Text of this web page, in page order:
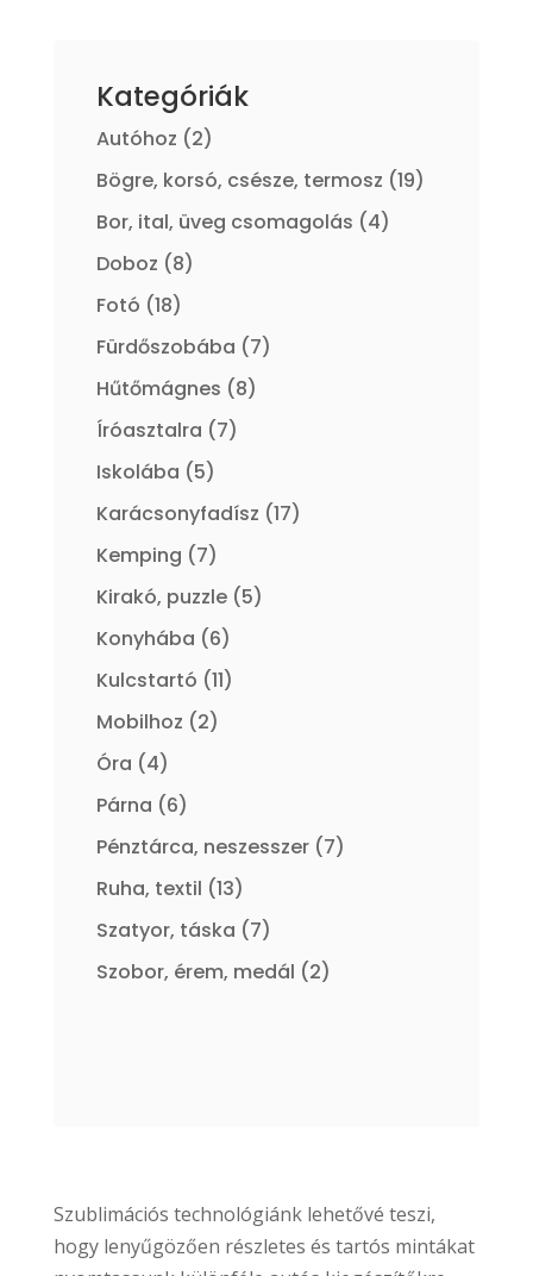
Kategóriák
Autóhoz 22
termék
Bögre, korsó, csésze, termosz 1919
Bor, ital, üveg csomagolás 44
Doboz 88
Fotó 1818
termék
Fürdőszobába 77
Hűtőmágnes 88
Íróasztalra 77
Iskolába 55
termék
Karácsonyfadísz 1717
Kemping 77
termék
Kirakó, puzzle 55
Konyhába 66
termék
Kulcstartó 1111
Mobilhoz 22
Óra 44
termék
Párna 66
Pénztárca, neszesszer 77
Ruha, textil 1313
termék
Szatyor, táska 77
termék
Szobor, érem, medál 22
Szublimációs technológiánk lehetővé teszi,
hogy lenyűgözően részletes és tartós mintákat